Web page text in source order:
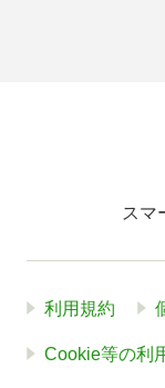
スマ
利用規約
Cookie等の利